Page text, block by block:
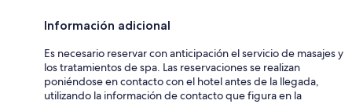
Información adicional
Es necesario reservar con anticipación el servicio de masajes y
los tratamientos de spa. Las reservaciones se realizan
poniéndose en contacto con el hotel antes de la llegada,
utilizando la información de contacto que figura en la